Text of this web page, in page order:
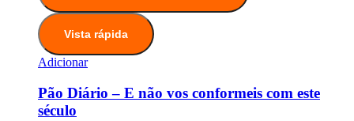
Vista rápida
Adicionar
Pão Diário – E não vos conformeis com este
século